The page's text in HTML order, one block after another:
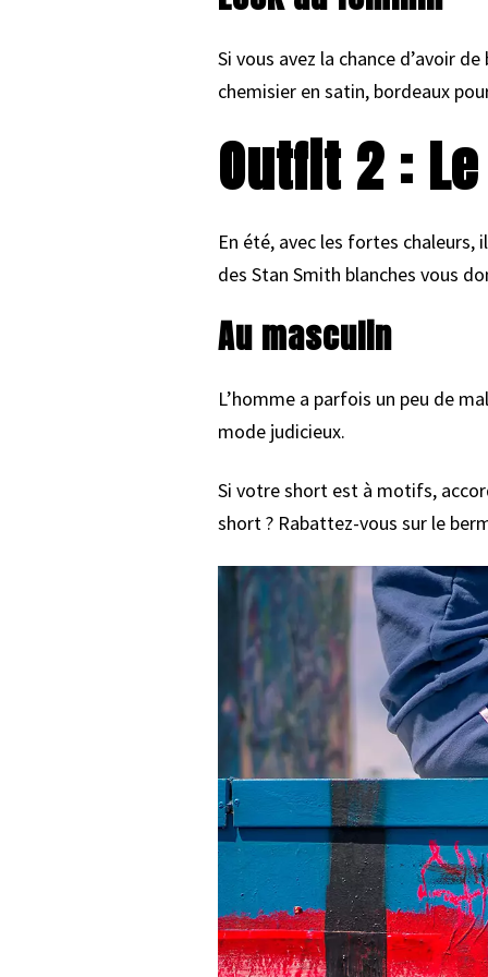
Si vous avez la chance d’avoir
chemisier en satin, bordeaux
Outfit 2 :
En été, avec les fortes chaleurs,
des Stan Smith blanches vous
Au masculin
L’homme a parfois un peu de
mode judicieux.
Si votre short est à motifs,
short ? Rabattez-vous sur le